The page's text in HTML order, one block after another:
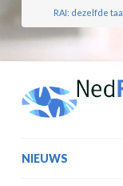
RAI: dezelfde
NIEUWS